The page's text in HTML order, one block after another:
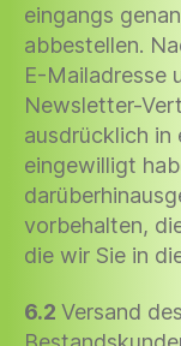
eingangs
abbestellen.
E-Mailadresse
Newsletter-
ausdrücklich in
eingewilligt
vorbehalten,
die wir Sie in
6.2 Versand